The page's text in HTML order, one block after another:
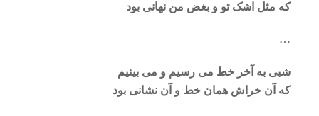
که مثل اشک تو و بغض من نهانی بود
…
شبی به آخر خط می رسیم و می بینیم
که آن خراش همان خط و آن نشانی بود